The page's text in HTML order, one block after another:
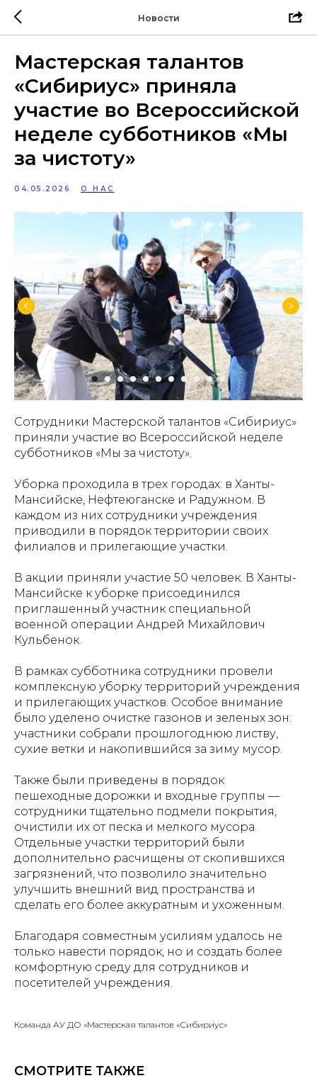
Новости
Мастерская талантов
«Сибириус» приняла
участие во Всероссийской
неделе субботников «Мы
за чистоту»
04.05.2026 О НАС
Сотрудники Мастерской талантов «Сибириус»
приняли участие во Всероссийской неделе
субботников «Мы за чистоту».
Уборка проходила в трех городах: в Ханты-
Мансийске, Нефтеюганске и Радужном. В
каждом из них сотрудники учреждения
приводили в порядок территории своих
филиалов и прилегающие участки.
В акции приняли участие 50 человек. В Ханты-
Мансийске к уборке присоединился
приглашенный участник специальной
военной операции Андрей Михайлович
Кульбенок.
В рамках субботника сотрудники провели
комплексную уборку территорий учреждения
и прилегающих участков. Особое внимание
было уделено очистке газонов и зеленых зон:
участники собрали прошлогоднюю листву,
сухие ветки и накопившийся за зиму мусор.
Также были приведены в порядок
пешеходные дорожки и входные группы —
сотрудники тщательно подмели покрытия,
очистили их от песка и мелкого мусора.
Отдельные участки территорий были
дополнительно расчищены от скопившихся
загрязнений, что позволило значительно
улучшить внешний вид пространства и
сделать его более аккуратным и ухоженным.
Благодаря совместным усилиям удалось не
только навести порядок, но и создать более
комфортную среду для сотрудников и
посетителей учреждения.
Команда АУ ДО «Мастерская талантов «Сибириус»
СМОТРИТЕ ТАКЖЕ